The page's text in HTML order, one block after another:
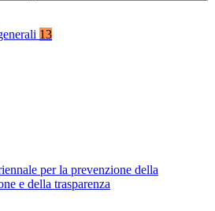
13
per la prevenzione della
e della trasparenza